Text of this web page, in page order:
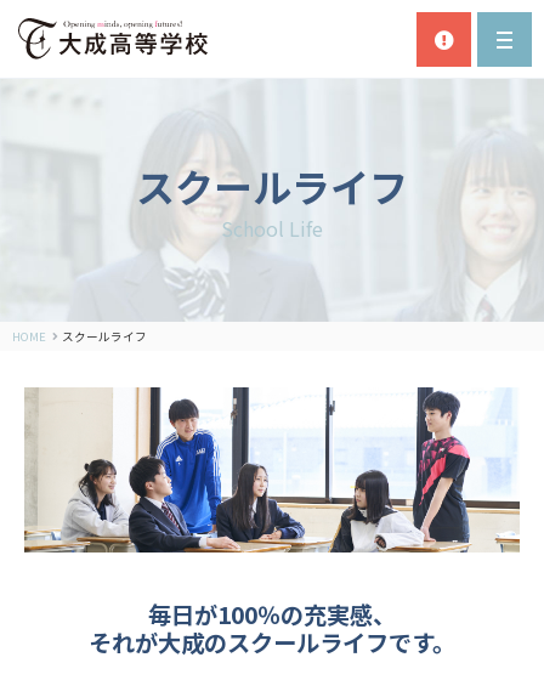
スクールライフ
School Life
HOME スクールライフ
毎日が100％の充実感、
それが大成のスクールライフです。